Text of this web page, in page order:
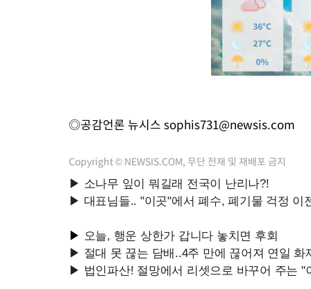
◎공감언론 뉴시스 sophis731@newsis.com
Copyright © NEWSIS.COM, 무단 전재 및 재배포 금지